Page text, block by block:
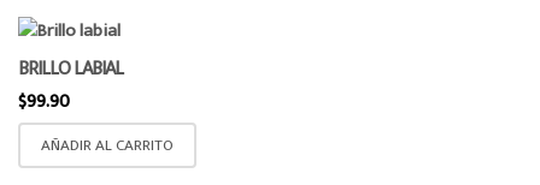
BRILLO LABIAL
$99.90
AÑADIR AL CARRITO